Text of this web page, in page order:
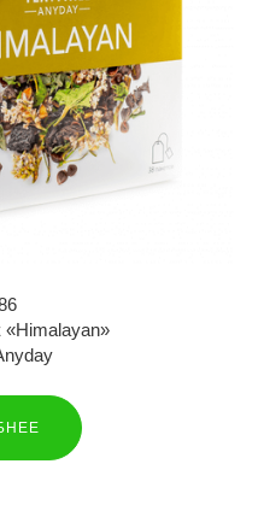
«Himalayan»